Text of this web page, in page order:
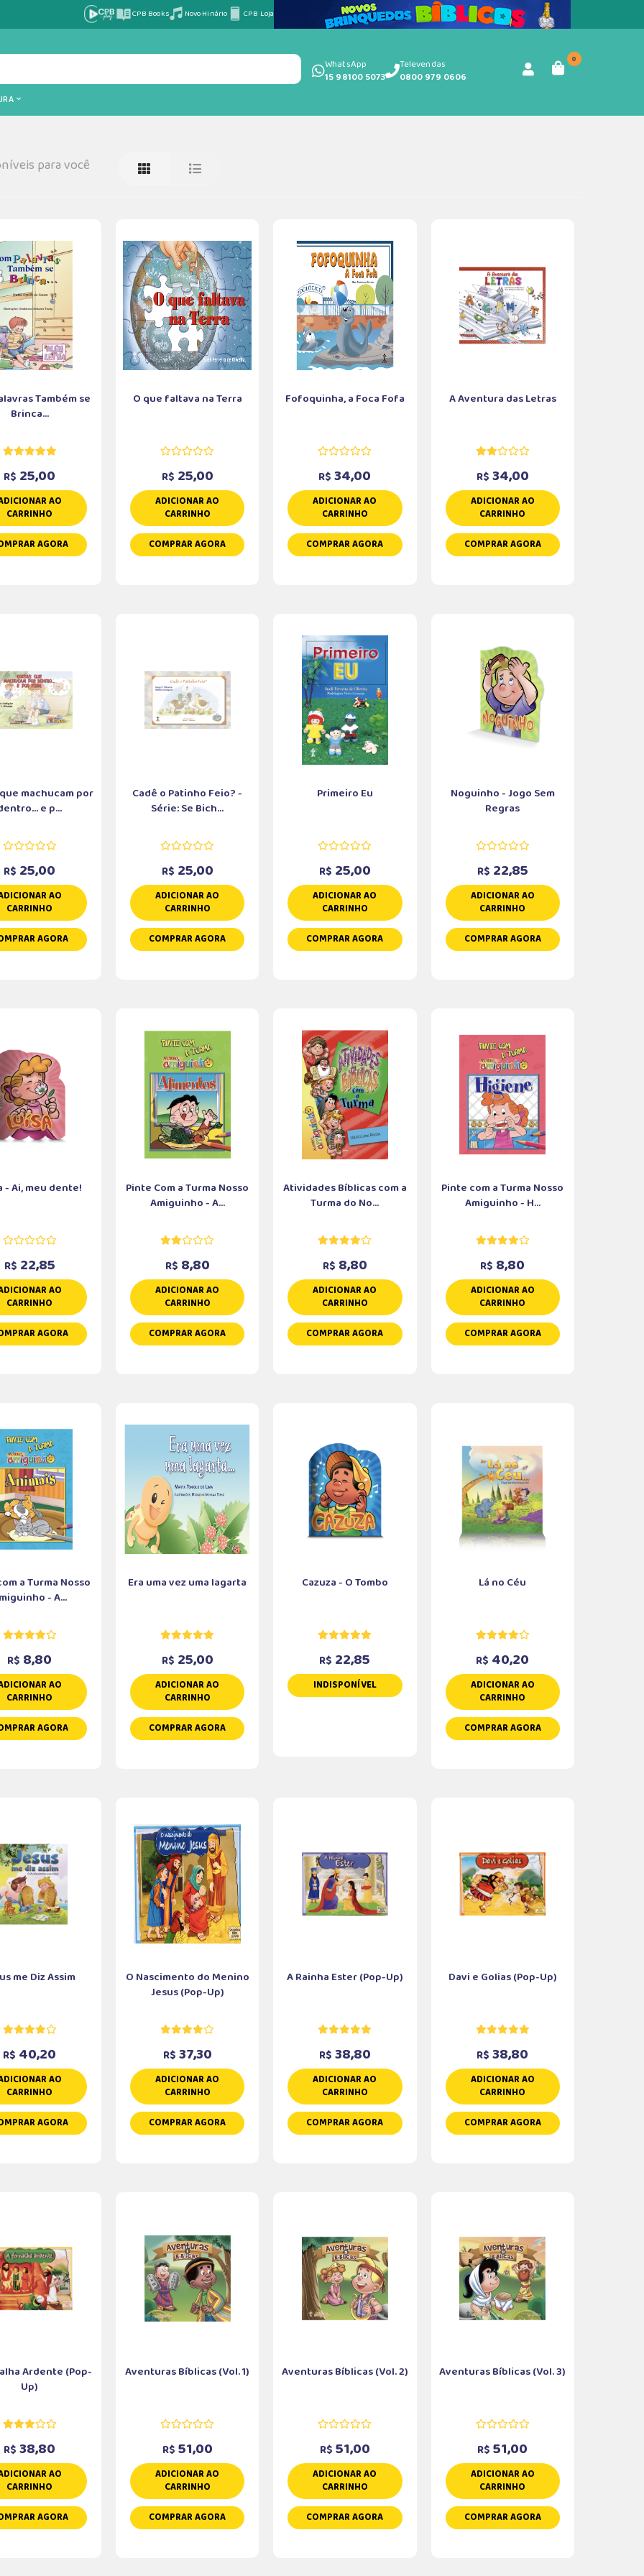
CPB Books Novo Hinário CPB Loja
WhatsApp
15 98100 5073
Televendas
0800 979 0606
0
para você
Também se
Brinca...
R$ 25,00
AO
CARRINHO
AGORA
O que faltava na Terra
R$ 25,00
ADICIONAR AO
CARRINHO
COMPRAR AGORA
Fofoquinha, a Foca Fofa
R$ 34,00
ADICIONAR AO
CARRINHO
COMPRAR AGORA
A Aventura das Letras
R$ 34,00
ADICIONAR AO
CARRINHO
COMPRAR AGORA
machucam por
e p...
R$ 25,00
AO
CARRINHO
AGORA
Cadê o Patinho Feio? -
Série: Se Bich...
R$ 25,00
ADICIONAR AO
CARRINHO
COMPRAR AGORA
Primeiro Eu
R$ 25,00
ADICIONAR AO
CARRINHO
COMPRAR AGORA
Noguinho - Jogo Sem
Regras
R$ 22,85
ADICIONAR AO
CARRINHO
COMPRAR AGORA
- Ai, meu dente!
R$ 22,85
AO
CARRINHO
AGORA
Pinte Com a Turma Nosso
Amiguinho - A...
R$ 8,80
ADICIONAR AO
CARRINHO
COMPRAR AGORA
Atividades Bíblicas com a
Turma do No...
R$ 8,80
ADICIONAR AO
CARRINHO
COMPRAR AGORA
Pinte com a Turma Nosso
Amiguinho - H...
R$ 8,80
ADICIONAR AO
CARRINHO
COMPRAR AGORA
a Turma Nosso
- A...
R$ 8,80
AO
CARRINHO
AGORA
Era uma vez uma lagarta
R$ 25,00
ADICIONAR AO
CARRINHO
COMPRAR AGORA
Cazuza - O Tombo
R$ 22,85
INDISPONÍVEL
Lá no Céu
R$ 40,20
ADICIONAR AO
CARRINHO
COMPRAR AGORA
me Diz Assim
R$ 40,20
AO
CARRINHO
AGORA
O Nascimento do Menino
Jesus (Pop-Up)
R$ 37,30
ADICIONAR AO
CARRINHO
COMPRAR AGORA
A Rainha Ester (Pop-Up)
R$ 38,80
ADICIONAR AO
CARRINHO
COMPRAR AGORA
Davi e Golias (Pop-Up)
R$ 38,80
ADICIONAR AO
CARRINHO
COMPRAR AGORA
Ardente (Pop-
Up)
R$ 38,80
AO
CARRINHO
AGORA
Aventuras Bíblicas (Vol. 1)
R$ 51,00
ADICIONAR AO
CARRINHO
COMPRAR AGORA
Aventuras Bíblicas (Vol. 2)
R$ 51,00
ADICIONAR AO
CARRINHO
COMPRAR AGORA
Aventuras Bíblicas (Vol. 3)
R$ 51,00
ADICIONAR AO
CARRINHO
COMPRAR AGORA